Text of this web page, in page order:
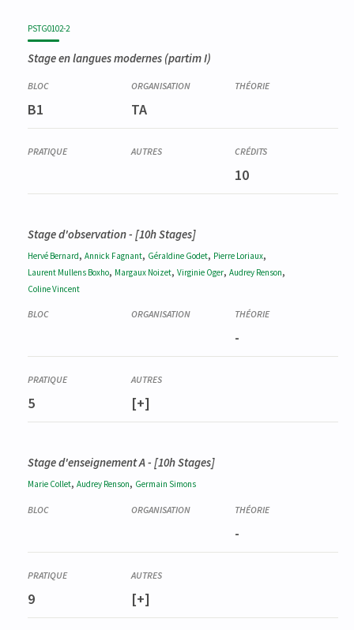
PSTG0102-2
Stage en langues modernes (partim I)
B1 TA
10
Stage d'observation - [10h Stages]
Hervé Bernard, Annick Fagnant, Géraldine Godet, Pierre Loriaux,
Laurent Mullens Boxho, Margaux Noizet, Virginie Oger, Audrey Renson,
ColineVincent
-
5 [+]
Stage d'enseignement A - [10h Stages]
Marie Collet, Audrey Renson, Germain Simons
-
9 [+]